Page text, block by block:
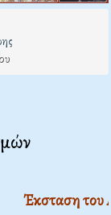
Έκσταση του